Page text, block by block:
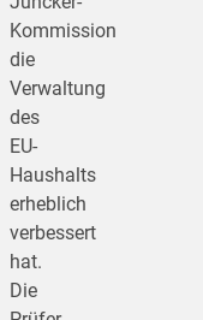
Kommission
die
Verwaltung
des
EU-
Haushalts
erheblich
verbessert
hat.
Die